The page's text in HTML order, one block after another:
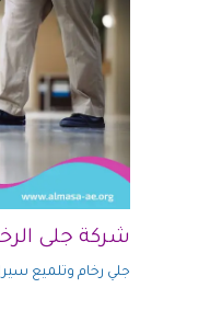
شركة جلى
جلي رخام وتلميع